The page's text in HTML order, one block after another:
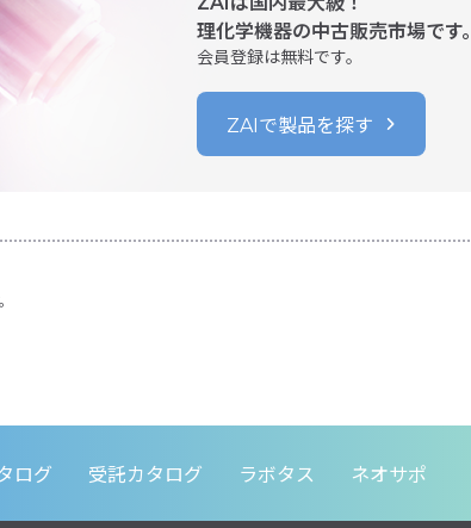
理化学機器の中古販売市場です。
会員登録は無料です。
ZAIで製品を探す
ログ 受託カタログ ラボタス ネオサポ